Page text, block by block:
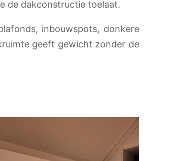
de dakconstructie toelaat.
inbouwspots, donkere
geeft gewicht zonder de